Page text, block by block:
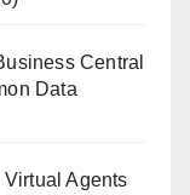
Central
Data
Virtual Agents